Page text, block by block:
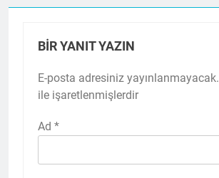
BIR YANIT YAZIN
E-posta adresiniz yayınlanmayacak.
ile işaretlenmişlerdir
Ad *